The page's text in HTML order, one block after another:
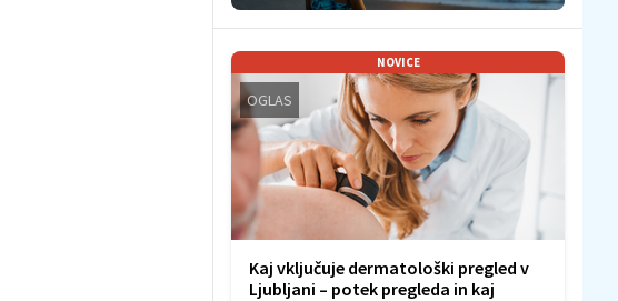
NOVICE
OGLAS
Kaj vključuje dermatološki pregled v
Ljubljani – potek pregleda in kaj